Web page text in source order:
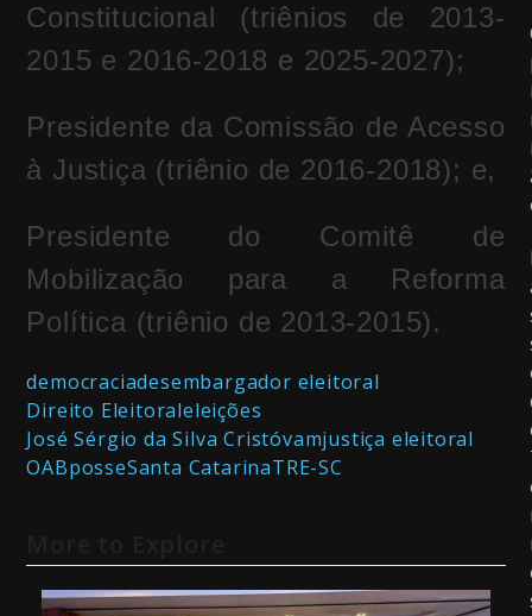
Constitucional (triênios de 2013-
2015 e 2016-2018 e 2025-2027);
Presidente da Comissão de Acesso
à Justiça (triênio de 2016-2018); e,
Presidente do Comitê de
Mobilização para a Reforma
Política (triênio de 2013-2015).
democraciadesembargador eleitoral
Direito Eleitoraleleições
José Sérgio da Silva Cristóvamjustiça eleitoral
OABposseSanta CatarinaTRE-SC